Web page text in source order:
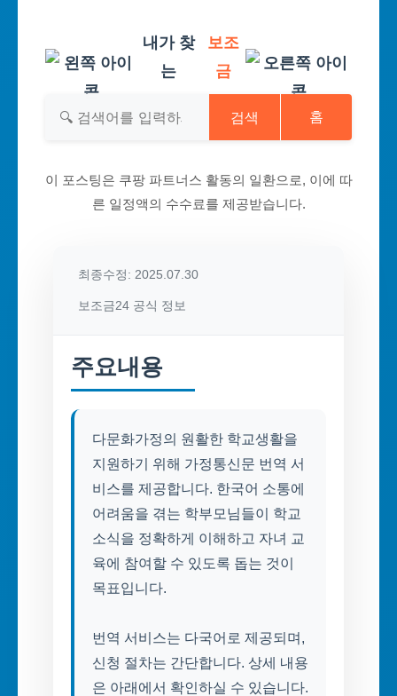
내가 찾
는
보조
금
검색 홈
이 포스팅은 쿠팡 파트너스 활동의 일환으로, 이에 따
른 일정액의 수수료를 제공받습니다.
최종수정: 2025.07.30
보조금24 공식 정보
주요내용
다문화가정의 원활한 학교생활을
지원하기 위해 가정통신문 번역 서
비스를 제공합니다. 한국어 소통에
어려움을 겪는 학부모님들이 학교
소식을 정확하게 이해하고 자녀 교
육에 참여할 수 있도록 돕는 것이
목표입니다.
번역 서비스는 다국어로 제공되며,
신청 절차는 간단합니다. 상세 내용
은 아래에서 확인하실 수 있습니다.